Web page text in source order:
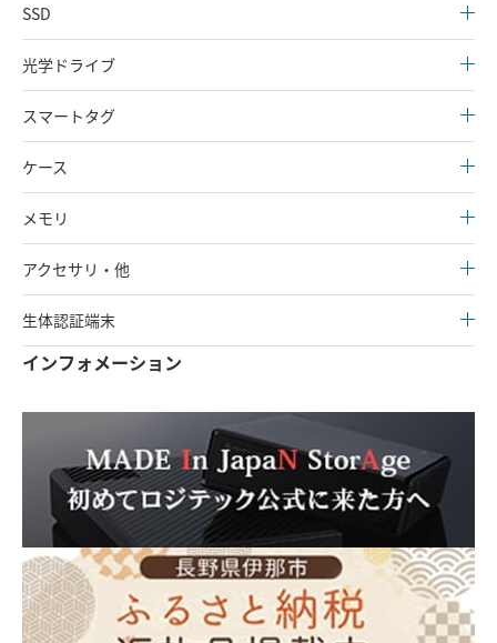
SSD
光学ドライブ
スマートタグ
ケース
メモリ
アクセサリ・他
生体認証端末
インフォメーション